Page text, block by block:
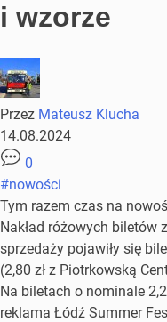
i wzorze
Przez Mateusz Klucha
14.08.2024
0
#nowości
Tym razem czas na
Nakład różowych biletów
sprzedaży pojawiły się
(2,80 zł z Piotrkowską
Na biletach o nominale
reklama Łódź Summer